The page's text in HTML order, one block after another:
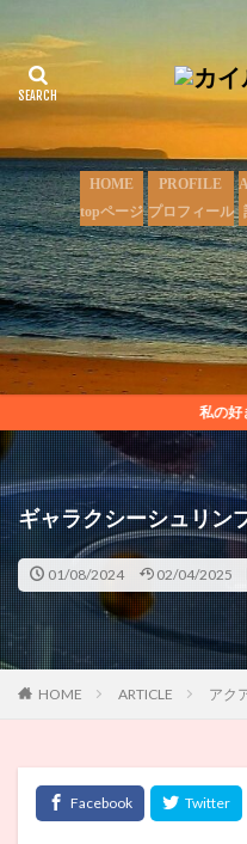
HOME
topページ
PROFILE
プロフィール
私の好きなこ
ギャラクシーシュリン
01/08/2024 02/04/2025
HOME ARTICLE アク